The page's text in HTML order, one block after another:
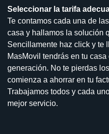
Seleccionar la tarifa
Te contamos cada una de
casa y hallamos la solución
Sencillamente haz click y te
MasMovil tendrás en tu
generación. No te pierdas
comienza a ahorrar en tu
Trabajamos todos y cada
mejor servicio.